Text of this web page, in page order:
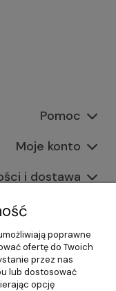
Pomoc
Moje konto
i dostawa
Informacje
O nas
poprawne
ofertę do Twoich
przez nas
lub dostosować
opcję